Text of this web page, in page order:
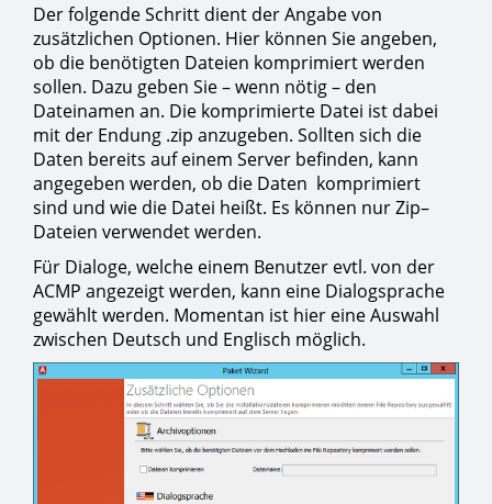
Der folgende Schritt dient der Angabe von
zusätzlichen Optionen. Hier können Sie angeben,
ob die benötigten Dateien komprimiert werden
sollen. Dazu geben Sie – wenn nötig – den
Dateinamen an. Die komprimierte Datei ist dabei
mit der Endung .zip anzugeben. Sollten sich die
Daten bereits auf einem Server befinden, kann
angegeben werden, ob die Daten komprimiert
sind und wie die Datei heißt. Es können nur Zip–
Dateien verwendet werden.
Für Dialoge, welche einem Benutzer evtl. von der
ACMP angezeigt werden, kann eine Dialogsprache
gewählt werden. Momentan ist hier eine Auswahl
zwischen Deutsch und Englisch möglich.